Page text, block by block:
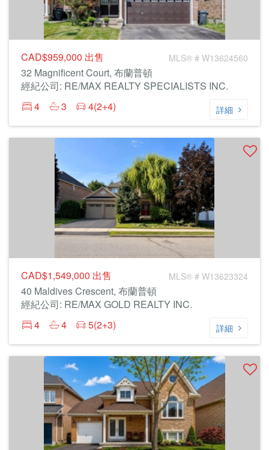
CAD$959,000 出售 MLS® # W13624560
32 Magnificent Court, 布蘭普頓
經紀公司: RE/MAX REALTY SPECIALISTS INC.
4
3 4(2+4) 詳細
CAD$1,549,000 出售 MLS® # W13623324
40 Maldives Crescent, 布蘭普頓
經紀公司: RE/MAX GOLD REALTY INC.
4
4 5(2+3) 詳細